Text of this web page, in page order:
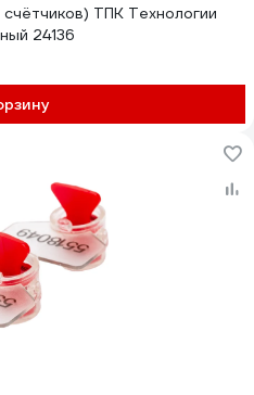
ТПК Технологии
24136